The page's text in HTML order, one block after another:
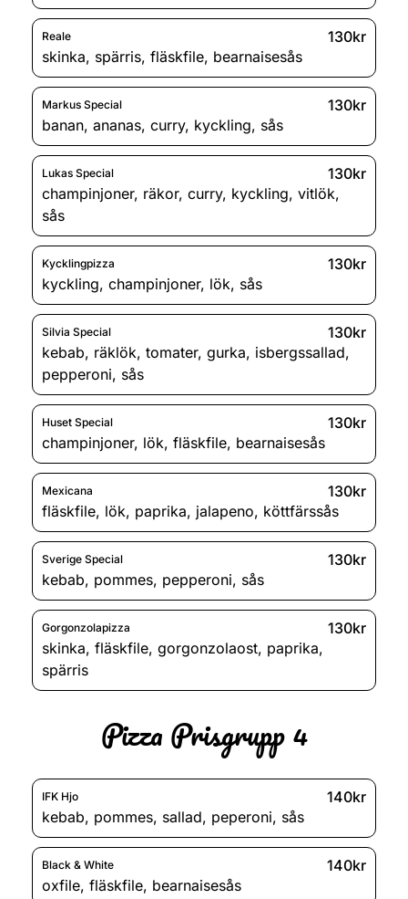
Reale
130kr
skinka, spärris, fläskfile, bearnaisesås
Markus Special
130kr
banan, ananas, curry, kyckling, sås
Lukas Special
130kr
champinjoner, räkor, curry, kyckling, vitlök,
sås
Kycklingpizza
130kr
kyckling, champinjoner, lök, sås
Silvia Special
130kr
kebab, räklök, tomater, gurka, isbergssallad,
pepperoni, sås
Huset Special
130kr
champinjoner, lök, fläskfile, bearnaisesås
Mexicana
130kr
fläskfile, lök, paprika, jalapeno, köttfärssås
Sverige Special
130kr
kebab, pommes, pepperoni, sås
Gorgonzolapizza
130kr
skinka, fläskfile, gorgonzolaost, paprika,
spärris
Pizza Prisgrupp 4
IFK Hjo
140kr
kebab, pommes, sallad, peperoni, sås
Black & White
140kr
oxfile, fläskfile, bearnaisesås